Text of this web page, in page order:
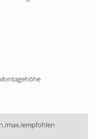
max./empfohlen